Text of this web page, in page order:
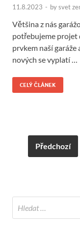
11.8.2023 - bysvet
Většina z nás
potřebujeme projet
prvkem naší garáže
nových se vyplatí …
CELÝ ČLÁNEK
Předchozí